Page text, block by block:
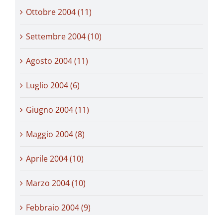
Ottobre 2004 (11)
Settembre 2004 (10)
Agosto 2004 (11)
Luglio 2004 (6)
Giugno 2004 (11)
Maggio 2004 (8)
Aprile 2004 (10)
Marzo 2004 (10)
Febbraio 2004 (9)